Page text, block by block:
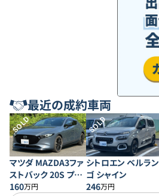
最近の成約車両
SOLD
マツダ MAZDA3ファ
ストバック 20S プロ
アクティブ
160万円
SOLD
シトロエン ベルラン
ゴ シャイン
246万円